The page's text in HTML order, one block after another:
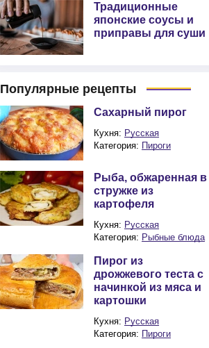
Традиционные
японские соусы и
приправы для суши
Популярные рецепты
Сахарный пирог
Кухня: Русская
Категория: Пироги
Рыба, обжаренная в
стружке из
картофеля
Кухня: Русская
Категория: Рыбные блюда
Пирог из
дрожжевого теста с
начинкой из мяса и
картошки
Кухня: Русская
Категория: Пироги